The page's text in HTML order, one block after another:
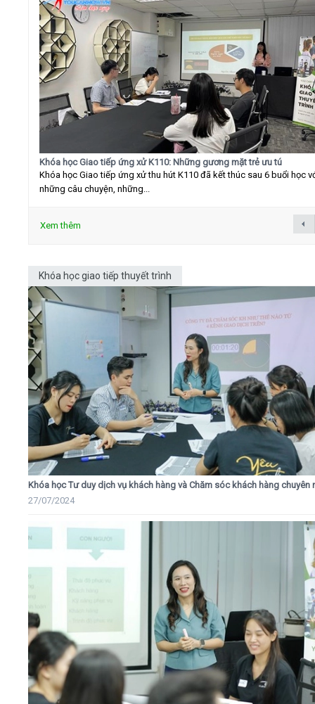
Khóa học Giao tiếp ứng xử K110: Những gương mặt trẻ ưu tú
Khóa học Giao tiếp ứng xử thu hút K110 đã kết thúc sau 6 buổi học
những câu chuyện, những...
Xem thêm
Khóa học giao tiếp thuyết trình
Khóa học Tư duy dịch vụ khách hàng và Chăm sóc khách hàng chuyên
27/07/2024